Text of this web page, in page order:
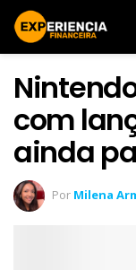
com
ainda
Por Milena